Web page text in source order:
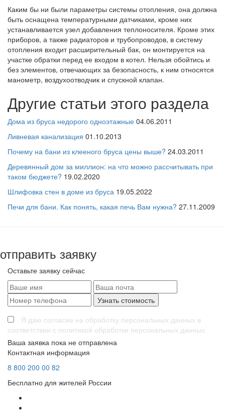
Каким бы ни были параметры системы отопления, она должна
быть оснащена температурными датчиками, кроме них
устанавливается узел добавления теплоносителя. Кроме этих
приборов, а также радиаторов и трубопроводов, в систему
отопления входит расширительный бак, он монтируется на
участке обратки перед ее входом в котел. Нельзя обойтись и
без элементов, отвечающих за безопасность, к ним относятся
манометр, воздухоотводчик и спускной клапан.
Другие статьи этого раздела
Дома из бруса недорого одноэтажные 04.06.2011
Ливневая канализация 01.10.2013
Почему на бани из клееного бруса цены выше? 24.03.2011
Деревянный дом за миллион: на что можно рассчитывать при
таком бюджете? 19.02.2020
Шлифовка стен в доме из бруса 19.05.2022
Печи для бани. Как понять, какая печь Вам нужна? 27.11.2009
отправить заявку
Оставьте заявку сейчас
Я даю согласие на обработку персональных данных в
соответствии с политикой обработки персональных данных.
Ваша заявка пока не отправлена
Контактная информация
8 800 200 00 82
Бесплатно для жителей России